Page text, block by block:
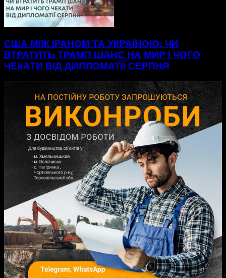
США МІЖ ІРАНОМ ТА УКРАЇНОЮ: ЧИ
ВТРАТИТЬ ТРАМП ШАНС НА МИР І ЧОГО
ЧЕКАТИ ВІД ДИПЛОМАТІЇ СЕРПНЯ